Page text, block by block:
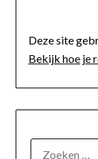
Deze site
Bekijk hoe je